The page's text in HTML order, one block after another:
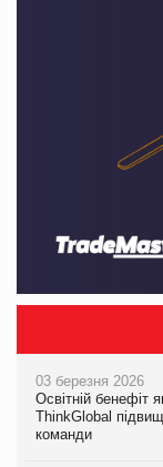
03 березня 2026
Освітній бенефіт
ThinkGlobal
команди